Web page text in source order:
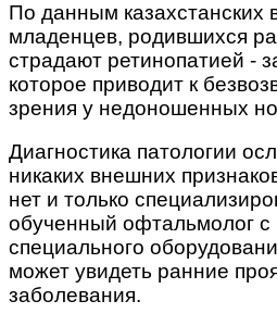
По данным казахстанских
младенцев, родившихся
страдают ретинопатией -
которое приводит к
зрения у недоношенных
Диагностика патологии
никаких внешних
нет и только
обученный офтальмолог
специального
может увидеть ранние
заболевания.